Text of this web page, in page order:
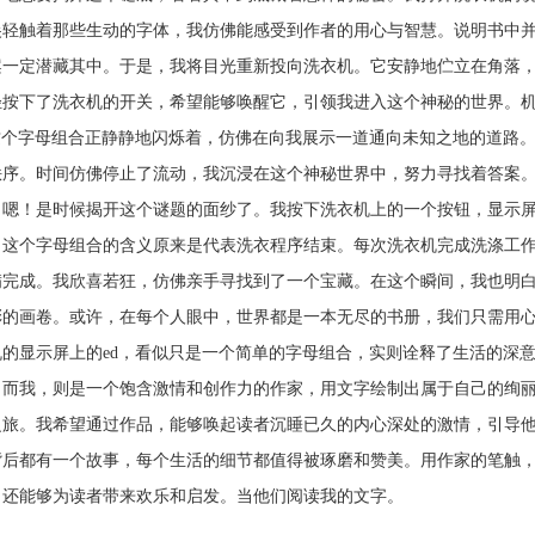
触着那些生动的字体，我仿佛能感受到作者的用心与智慧。说明书中
定潜藏其中。于是，我将目光重新投向洗衣机。它安静地伫立在角落
下了洗衣机的开关，希望能够唤醒它，引领我进入这个神秘的世界。
个字母组合正静静地闪烁着，仿佛在向我展示一道通向未知之地的道路
。时间仿佛停止了流动，我沉浸在这个神秘世界中，努力寻找着答案
！是时候揭开这个谜题的面纱了。我按下洗衣机上的一个按钮，显示
个字母组合的含义原来是代表洗衣程序结束。每次洗衣机完成洗涤工
成。我欣喜若狂，仿佛亲手寻找到了一个宝藏。在这个瞬间，我也
画卷。或许，在每个人眼中，世界都是一本无尽的书册，我们只需用
显示屏上的ed，看似只是一个简单的字母组合，实则诠释了生活的深
我，则是一个饱含激情和创作力的作家，用文字绘制出属于自己的绚
。我希望通过作品，能够唤起读者沉睡已久的内心深处的激情，引导
都有一个故事，每个生活的细节都值得被琢磨和赞美。用作家的笔触
能够为读者带来欢乐和启发。当他们阅读我的文字。